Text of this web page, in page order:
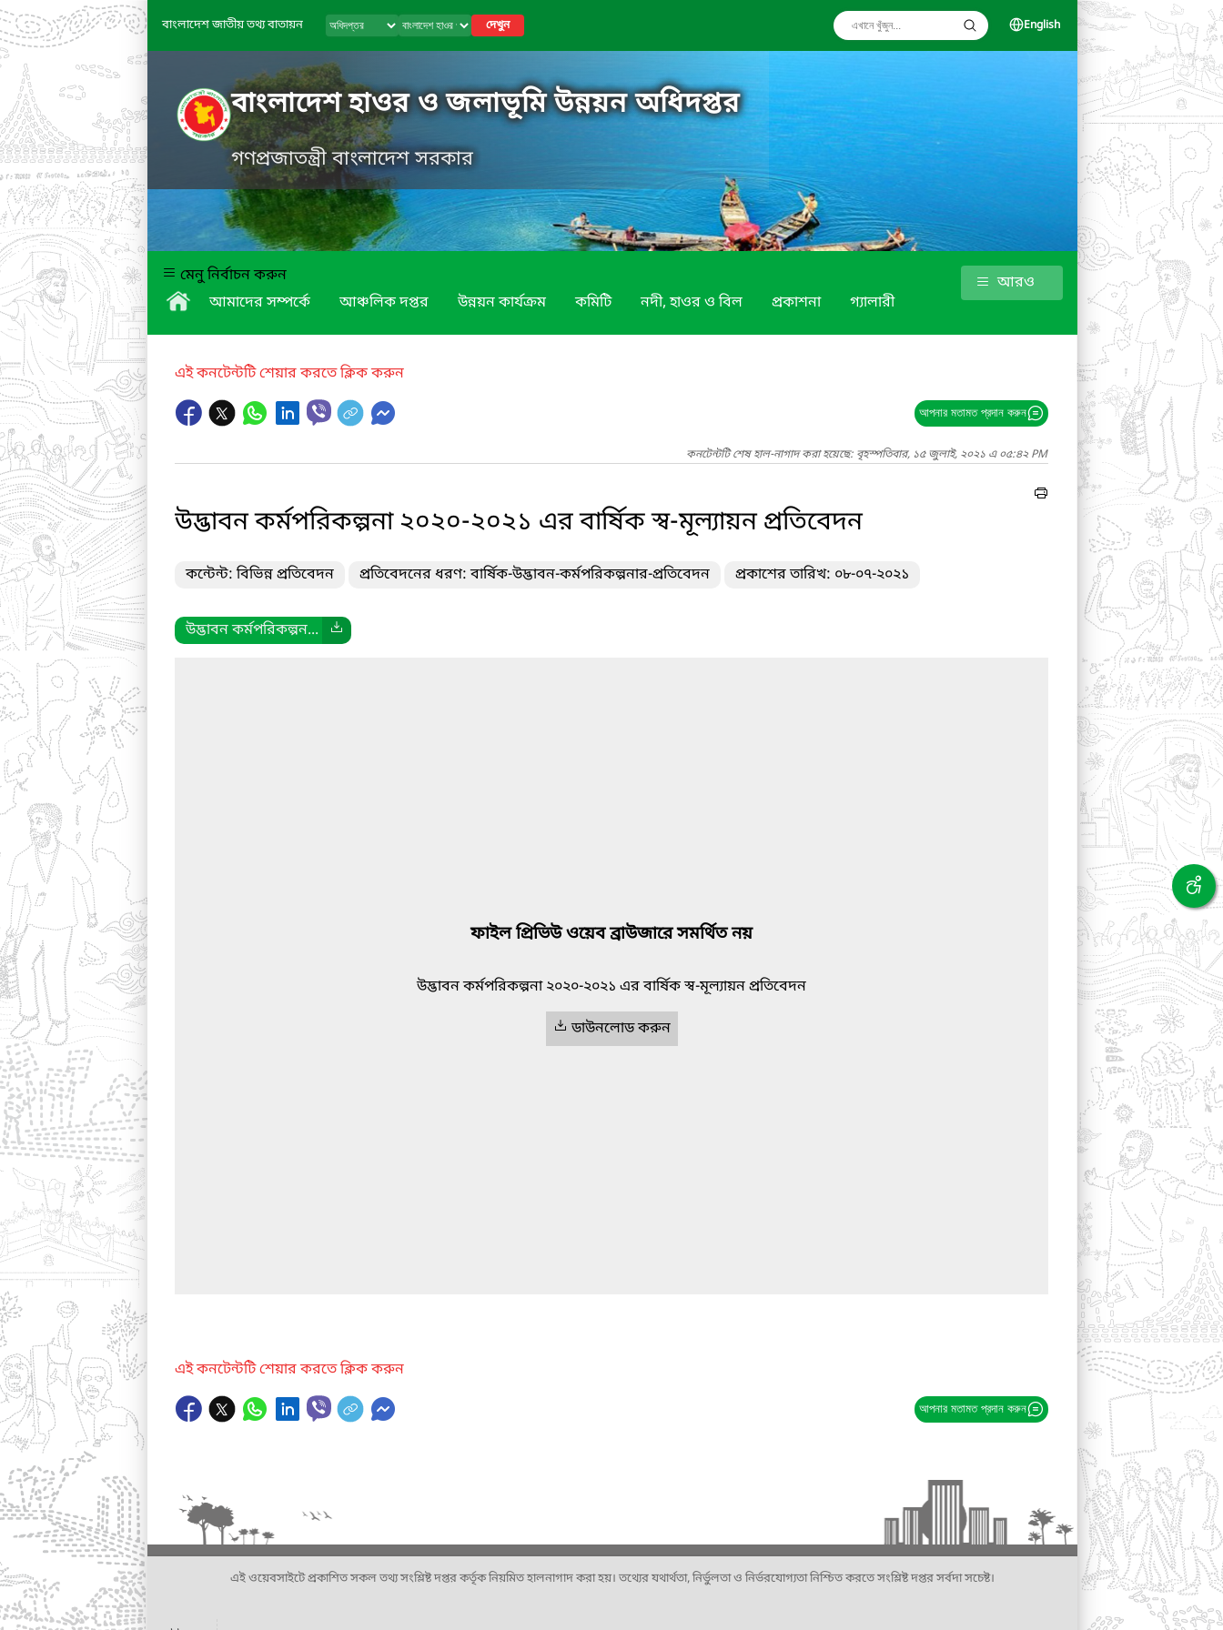
বাংলাদেশ জাতীয় তথ্য বাতায়ন দেখুন English
বাংলাদেশ হাওর ও জলাভূমি উন্নয়ন অধিদপ্তর
গণপ্রজাতন্ত্রী বাংলাদেশ সরকার
মেনু নির্বাচন করুন
আমাদের সম্পর্কে
আঞ্চলিক দপ্তর উন্নয়ন কার্যক্রম কমিটি নদী, হাওর ও বিল প্রকাশনা গ্যালারী
আরও
এই কনটেন্টটি শেয়ার করতে ক্লিক করুন
আপনার মতামত প্রদান করুন
কনটেন্টটি শেষ হাল-নাগাদ করা হয়েছে: বৃহস্পতিবার, ১৫ জুলাই, ২০২১ এ ০৫:৪২ PM
উদ্ভাবন কর্মপরিকল্পনা ২০২০-২০২১ এর বার্ষিক স্ব-মূল্যায়ন প্রতিবেদন
কন্টেন্ট: বিভিন্ন প্রতিবেদন প্রতিবেদনের ধরণ: বার্ষিক-উদ্ভাবন-কর্মপরিকল্পনার-প্রতিবেদন প্রকাশের তারিখ: ০৮-০৭-২০২১
উদ্ভাবন কর্মপরিকল্পন...
ফাইল প্রিভিউ ওয়েব ব্রাউজারে সমর্থিত নয়
উদ্ভাবন কর্মপরিকল্পনা ২০২০-২০২১ এর বার্ষিক স্ব-মূল্যায়ন প্রতিবেদন
ডাউনলোড করুন
এই কনটেন্টটি শেয়ার করতে ক্লিক করুন
আপনার মতামত প্রদান করুন
এই ওয়েবসাইটে প্রকাশিত সকল তথ্য সংশ্লিষ্ট দপ্তর কর্তৃক নিয়মিত হালনাগাদ করা হয়। তথ্যের যথার্থতা, নির্ভুলতা ও নির্ভরযোগ্যতা নিশ্চিত করতে সংশ্লিষ্ট দপ্তর সর্বদা সচেষ্ট।